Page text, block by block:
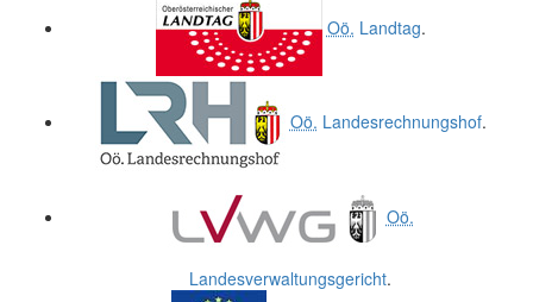
Oö. Landtag.
Oö. Landesrechnungshof.
Oö.
Landesverwaltungsgericht.